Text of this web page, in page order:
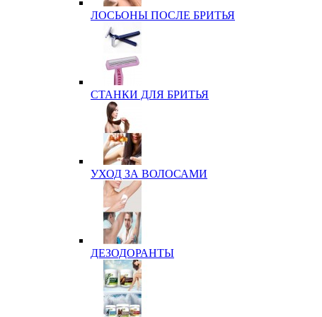
ЛОСЬОНЫ ПОСЛЕ БРИТЬЯ
СТАНКИ ДЛЯ БРИТЬЯ
УХОД ЗА ВОЛОСАМИ
ДЕЗОДОРАНТЫ